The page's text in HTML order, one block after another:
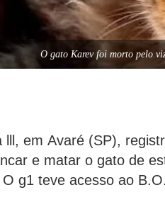
O gato Karev foi morto pelo
em Avaré (SP),
e matar o gato de
g1 teve acesso ao